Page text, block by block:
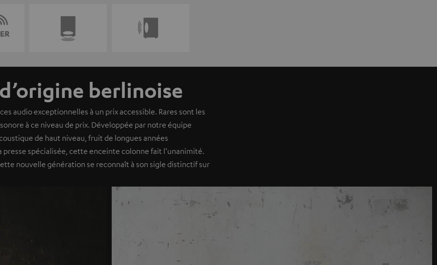
berlinoise
audio exceptionnelles à un prix accessible. Rares sont les
à ce niveau de prix. Développée par notre équipe
de haut niveau, fruit de longues années
spécialisée, cette enceinte colonne fait l’unanimité.
nouvelle génération se reconnaît à son sigle distinctif sur